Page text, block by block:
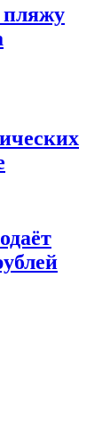
пляжу